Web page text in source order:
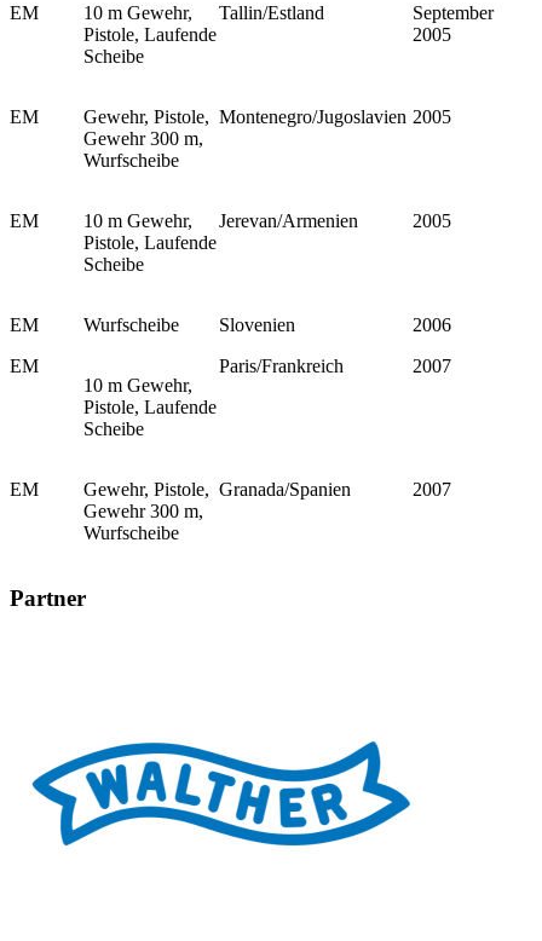
EM
10 m Gewehr,
Pistole, Laufende
Scheibe
Tallin/Estland
September
2005
EM
Gewehr, Pistole,
Gewehr 300 m,
Wurfscheibe
Montenegro/Jugoslavien 2005
EM
10 m Gewehr,
Pistole, Laufende
Scheibe
Jerevan/Armenien 2005
EM Wurfscheibe Slovenien
2006
EM
10 m Gewehr,
Pistole, Laufende
Scheibe
Paris/Frankreich 2007
EM
Gewehr, Pistole,
Gewehr 300 m,
Wurfscheibe
Granada/Spanien 2007
Partner